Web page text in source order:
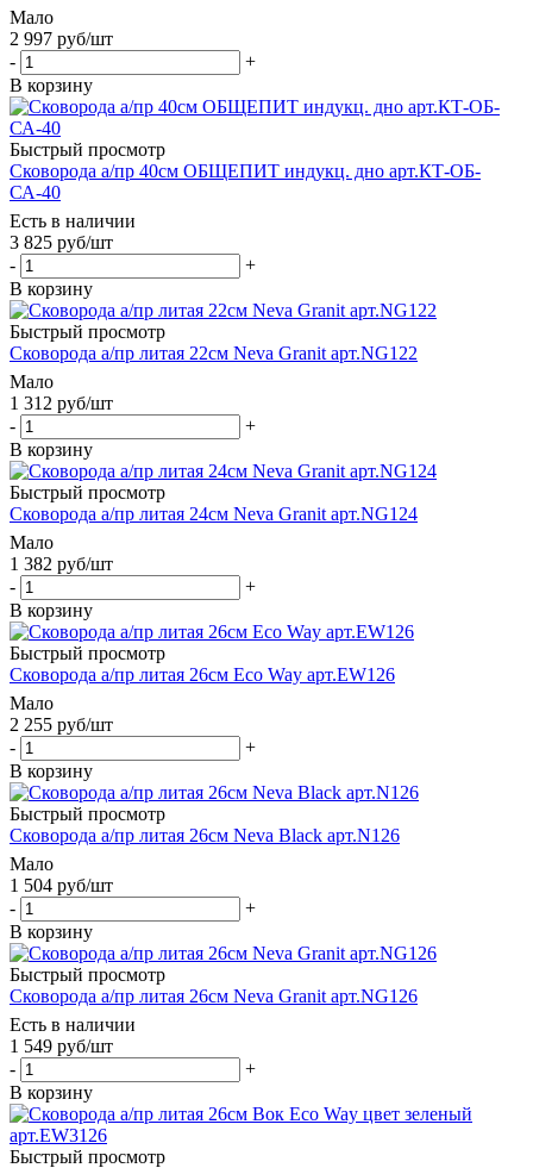
Мало
2 997 руб/шт
-
+
В корзину
Быстрый просмотр
Сковорода a/пр 40см ОБЩЕПИТ индукц. дно арт.КТ-ОБ-
СА-40
Есть в наличии
3 825 руб/шт
-
+
В корзину
Быстрый просмотр
Сковорода a/пр литая 22см Neva Granit арт.NG122
Мало
1 312 руб/шт
-
+
В корзину
Быстрый просмотр
Сковорода a/пр литая 24см Neva Granit арт.NG124
Мало
1 382 руб/шт
-
+
В корзину
Быстрый просмотр
Сковорода a/пр литая 26см Eco Way арт.EW126
Мало
2 255 руб/шт
-
+
В корзину
Быстрый просмотр
Сковорода a/пр литая 26см Neva Black арт.N126
Мало
1 504 руб/шт
-
+
В корзину
Быстрый просмотр
Сковорода a/пр литая 26см Neva Granit арт.NG126
Есть в наличии
1 549 руб/шт
-
+
В корзину
Быстрый просмотр